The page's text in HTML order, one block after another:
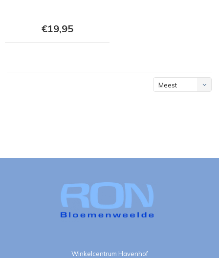
€19,95
Meest
Winkelcentrum Havenhof